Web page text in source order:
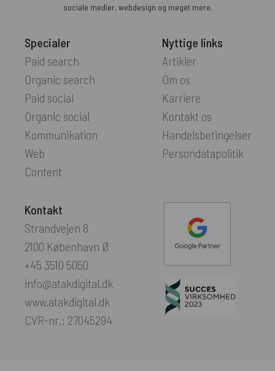
sociale medier, webdesign og meget mere.
Kontakt
Strandvejen 8
2100 København Ø
+45 3510 5050
info@atakdigital.dk
www.atakdigital.dk
CVR-nr.: 27045294
Specialer
Paid search
Organic search
Paid social
Organic social
Kommunikation
Web
Content
Nyttige links
Artikler
Om os
Karriere
Kontakt os
Handelsbetingelser
Persondatapolitik